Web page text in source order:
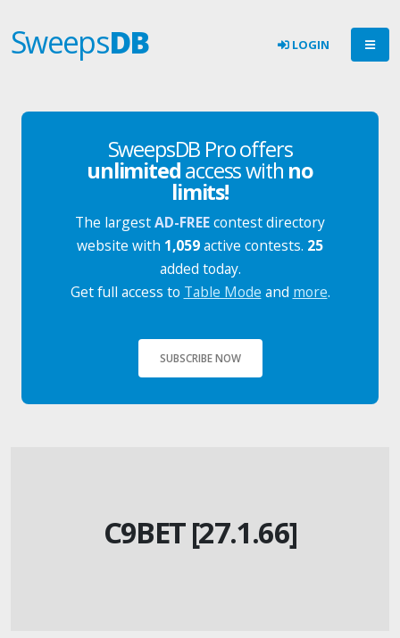
SweepsDB LOGIN
SweepsDB Pro offers
unlimitedaccess with no
limits!
The largestAD-FREEcontest directory
website with 1,059active contests. 25
added today.
Get full access to Table Mode and more.
SUBSCRIBE NOW
C9BET [27.1.66]